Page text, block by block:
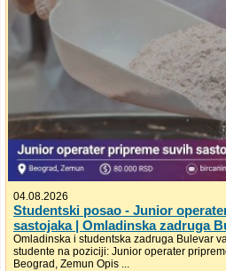
04.08.2026
Studentski posao - Junior
sastojaka | Omladinska zadruga
Omladinska i studentska zadruga Bulevar
studente na poziciji: Junior operater
Beograd, Zemun Opis ...